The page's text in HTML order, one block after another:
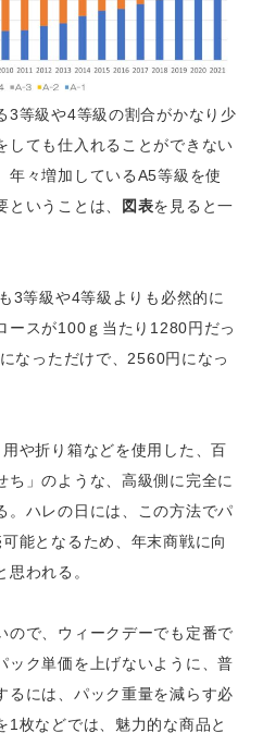
3等級や4等級の割合がかなり少
しても仕入れることができない
年々増加しているA5等級を使
いうことは、
図表を見ると一
3等級や4等級よりも必然的に
ースが100ｇ当たり1280円だっ
なっただけで、2560円になっ
や折り箱などを使用した、百
ち」のような、高級側に完全に
。ハレの日には、この方法でパ
能となるため、年末商戦に向
われる。
ので、ウィークデーでも定番で
ック単価を上げないように、普
るには、パック重量を減らす必
1枚などでは、魅力的な商品と